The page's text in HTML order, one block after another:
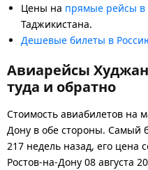
Цены на прямые рейсы в
Таджикистана.
Дешевые билеты в
Авиарейсы
туда и обратно
Стоимость авиабилетов на
Дону в обе стороны. Самый
217 недель назад, его цена
Ростов-на-Дону 08 августа